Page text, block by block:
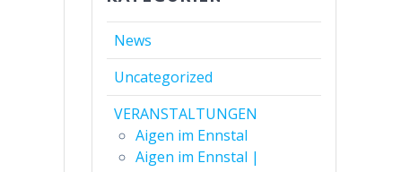
News
Uncategorized
VERANSTALTUNGEN
Aigen im Ennstal
Aigen im Ennstal |